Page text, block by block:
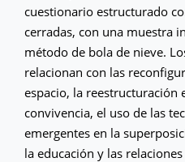
cuestionario estructurado
cerradas, con una muestra
método de bola de nieve.
relacionan con las
espacio, la reestructuración
convivencia, el uso de las
emergentes en la
la educación y las